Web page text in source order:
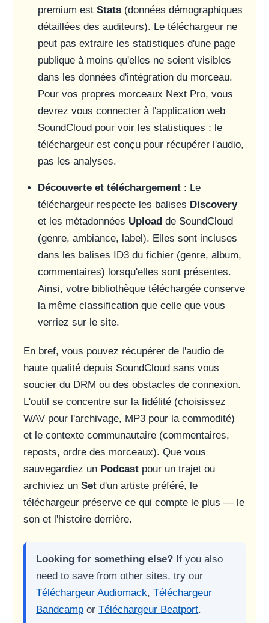
premium est Stats(données démographiques
détaillées des auditeurs). Le téléchargeur ne
peut pas extraire les statistiques d'une page
publique à moins qu'elles ne soient visibles
dans les données d'intégration du morceau.
Pour vos propres morceaux Next Pro, vous
devrez vous connecter à l'application web
SoundCloud pour voir les statistiques ; le
téléchargeur est conçu pour récupérer l'audio,
pas les analyses.
Découverte et téléchargement: Le
téléchargeur respecte les balises Discovery
et les métadonnées Uploadde SoundCloud
(genre, ambiance, label). Elles sont incluses
dans les balises ID3 du fichier (genre, album,
commentaires) lorsqu'elles sont présentes.
Ainsi, votre bibliothèque téléchargée conserve
la même classification que celle que vous
verriez sur le site.
En bref, vous pouvez récupérer de l'audio de
haute qualité depuis SoundCloud sans vous
soucier du DRM ou des obstacles de connexion.
L'outil se concentre sur la fidélité (choisissez
WAV pour l'archivage, MP3 pour la commodité)
et le contexte communautaire (commentaires,
reposts, ordre des morceaux). Que vous
sauvegardiez un Podcastpour un trajet ou
archiviez un Setd'un artiste préféré, le
téléchargeur préserve ce qui compte le plus — le
son et l'histoire derrière.
Looking for something else? If you also
need to save from other sites, try our
Téléchargeur Audiomack,Téléchargeur
Bandcamp orTéléchargeur Beatport.